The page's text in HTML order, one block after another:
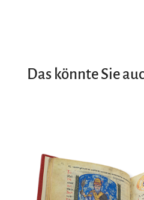
Das könnte Sie